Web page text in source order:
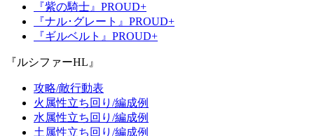
『紫の騎士』PROUD+
『ナル･グレート』PROUD+
『ギルベルト』PROUD+
『ルシファーHL』
攻略/敵行動表
火属性立ち回り/編成例
水属性立ち回り/編成例
土属性立ち回り/編成例